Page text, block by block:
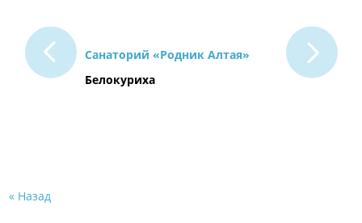
Санаторий «Родник Алтая»
Белокуриха
« Назад